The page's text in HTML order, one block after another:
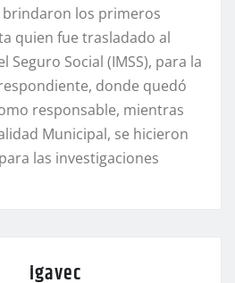
brindaron los primeros
quien fue trasladado al
Seguro Social (IMSS), para la
donde quedó
responsable, mientras
Municipal, se hicieron
las investigaciones
igavec